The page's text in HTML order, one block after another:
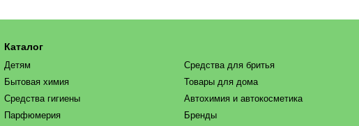
Каталог
Детям
Бытовая химия
Средства гигиены
Парфюмерия
Средства для бритья
Товары для дома
Автохимия и автокосметика
Бренды